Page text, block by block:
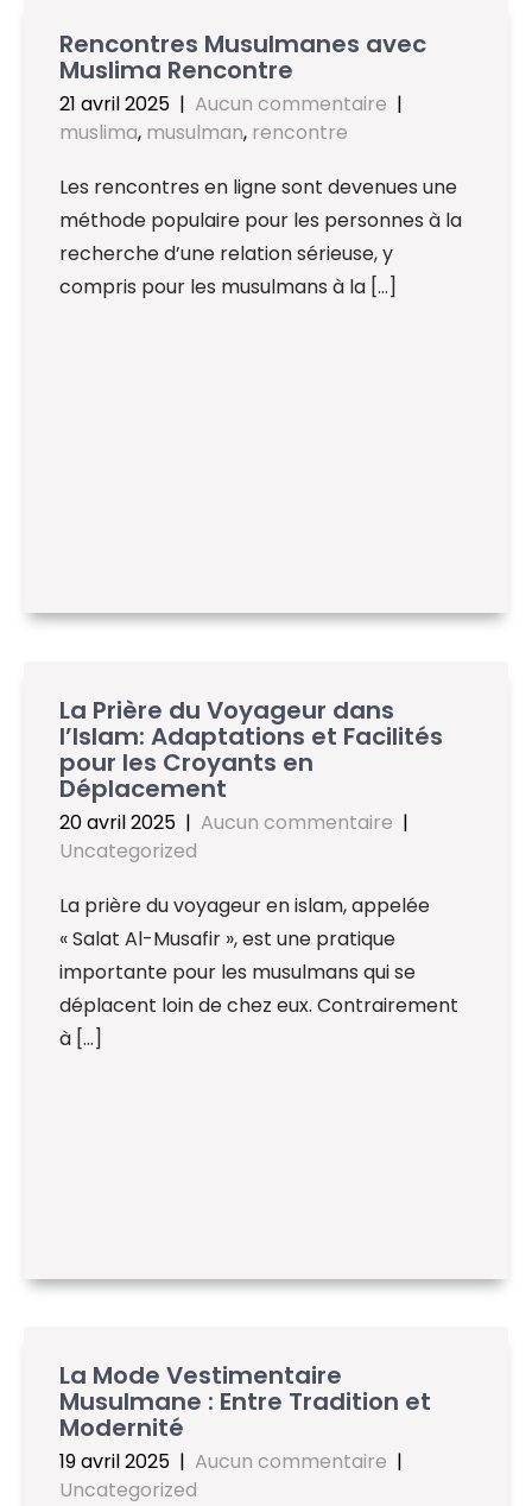
Rencontres Musulmanes avec
Muslima Rencontre
21 avril 2025 | Aucun commentaire |
muslima, musulman, rencontre
Les rencontres en ligne sont devenues une
méthode populaire pour les personnes à la
recherche d’une relation sérieuse, y
compris pour les musulmans à la […]
La Prière du Voyageur dans
l’Islam: Adaptations et Facilités
pour les Croyants en
Déplacement
20 avril 2025 | Aucun commentaire |
Uncategorized
La prière du voyageur en islam, appelée
« Salat Al-Musafir », est une pratique
importante pour les musulmans qui se
déplacent loin de chez eux. Contrairement
à […]
La Mode Vestimentaire
Musulmane : Entre Tradition et
Modernité
19 avril 2025 | Aucun commentaire |
Uncategorized